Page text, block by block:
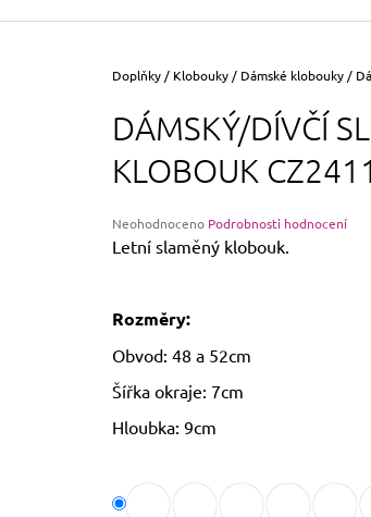
Domů
Doplňky / Klobouky / Dámské klobouky /
DÁMSKÝ/DÍVČÍ
KLOBOUK
Průměrné
hodnocení
z
hvězdiček.
Neohodnoceno Podrobnosti hodnocení
Letní slaměný klobouk.
Rozměry:
Obvod: 48 a 52cm
Šířka okraje: 7cm
Hloubka: 9cm